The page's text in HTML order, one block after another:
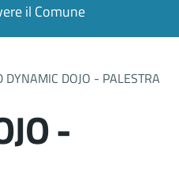
il Comune
DYNAMIC DOJO - PALESTRA
-